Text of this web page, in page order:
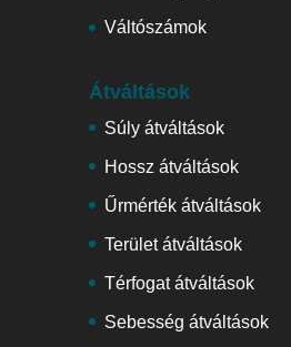
Váltószámok
Átváltások
Súly átváltások
Hossz átváltások
Űrmérték átváltások
Terület átváltások
Térfogat átváltások
Sebesség átváltások